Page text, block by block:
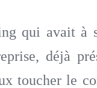
qui avait à
déjà
toucher le